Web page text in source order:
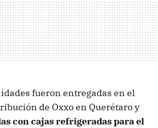
fueron entregadas en el
de Oxxo en Querétaro y
con cajas refrigeradas para el